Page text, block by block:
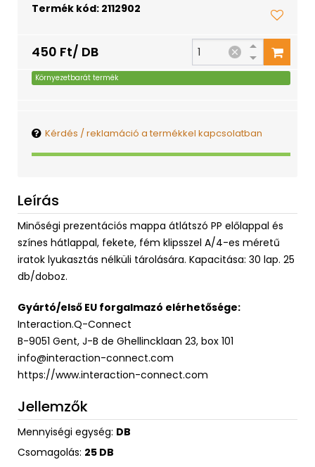
Termék kód: 2112902
450 Ft/ DB
Környezetbarát termék
Kérdés / reklamáció a termékkel kapcsolatban
Leírás
Minőségi prezentációs mappa átlátszó PP előlappal és
színes hátlappal, fekete, fém klipsszel A/4-es méretű
iratok lyukasztás nélküli tárolására. Kapacitása: 30 lap. 25
db/doboz.
Gyártó/első EU forgalmazó elérhetősége:
Interaction.Q-Connect
B-9051 Gent, J-B de Ghellincklaan 23, box 101
info@interaction-connect.com
https://www.interaction-connect.com
Jellemzők
Mennyiségi egység: DB
Csomagolás: 25 DB